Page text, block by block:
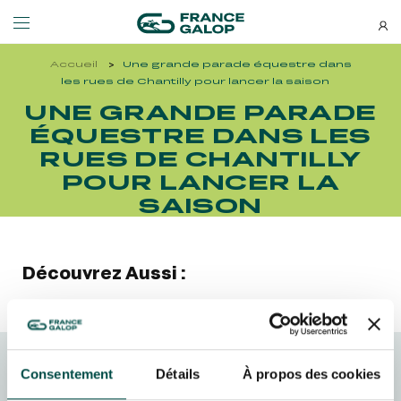
Consentement Détails À propos des cookies
Événements et billetterie
LES ÉVÉNEMENTS
MEETING DE DEAUVILLE BARRIÈRE
MEETING DE DEAUVILLE BARRIÈRE
QATAR ARC TRIALS
QATAR PRIX DE L'ARC DE TRIOMPHE
L'HIPPODROME EN FAMILLE
Découvrez-nous
DÉCOUVREZ-NOUS
QUI SOMMES-NOUS ?
QUI SOMMES-NOUS ?
NOS ENGAGEMENTS BIEN-ÊTRE ÉQUIN
NEWSLETTERS
Bons plans, nouveautés et
actus : ne ratez rien !
S’ABONNER
Accueil
Une grande parade équestre dans
les rues de Chantilly pour lancer la saison
UNE GRANDE PARADE
ÉQUESTRE DANS LES
RUES DE CHANTILLY
POUR LANCER LA
SAISON
Découvrez Aussi :
FRANCE GALOP - COURSES